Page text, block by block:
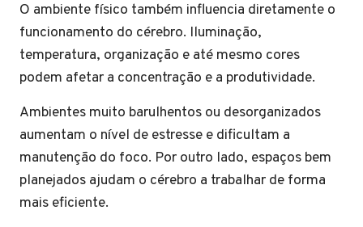
O ambiente físico também influencia diretamente o
funcionamento do cérebro. Iluminação,
temperatura, organização e até mesmo cores
podem afetar a concentração e a produtividade.
Ambientes muito barulhentos ou desorganizados
aumentam o nível de estresse e dificultam a
manutenção do foco. Por outro lado, espaços bem
planejados ajudam o cérebro a trabalhar de forma
mais eficiente.